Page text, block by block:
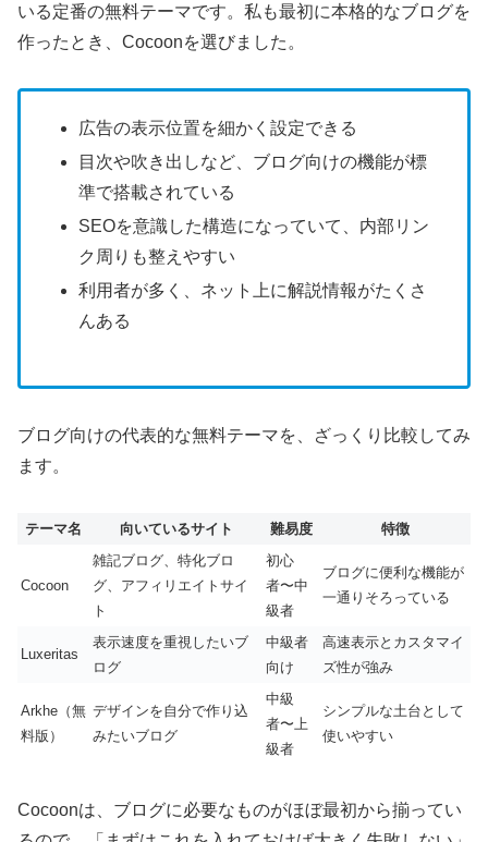
いる定番の無料テーマです。私も最初に本格的なブログを
作ったとき、Cocoonを選びました。
広告の表示位置を細かく設定できる
目次や吹き出しなど、ブログ向けの機能が標
準で搭載されている
SEOを意識した構造になっていて、内部リン
ク周りも整えやすい
利用者が多く、ネット上に解説情報がたくさ
んある
ブログ向けの代表的な無料テーマを、ざっくり比較してみ
ます。
テーマ名 向いているサイト 難易度 特徴
Cocoon
雑記ブログ、特化ブロ
グ、アフィリエイトサイ
ト
初心
者〜中
級者
ブログに便利な機能が
一通りそろっている
Luxeritas
表示速度を重視したいブ
ログ
中級者
向け
高速表示とカスタマイ
ズ性が強み
Arkhe（無
料版）
デザインを自分で作り込
みたいブログ
中級
者〜上
級者
シンプルな土台として
使いやすい
Cocoonは、ブログに必要なものがほぼ最初から揃ってい